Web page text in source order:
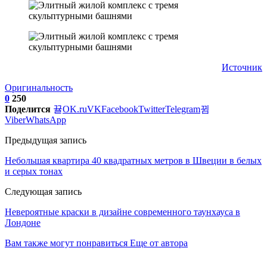
Источник
Оригинальность
0 250
Поделится
OK.ruVKFacebookTwitterTelegram
ViberWhatsApp
Предыдущая запись
Небольшая квартира 40 квадратных метров в Швеции в белых
и серых тонах
Следующая запись
Невероятные краски в дизайне современного таунхауса в
Лондоне
Вам также могут понравиться Еще от автора